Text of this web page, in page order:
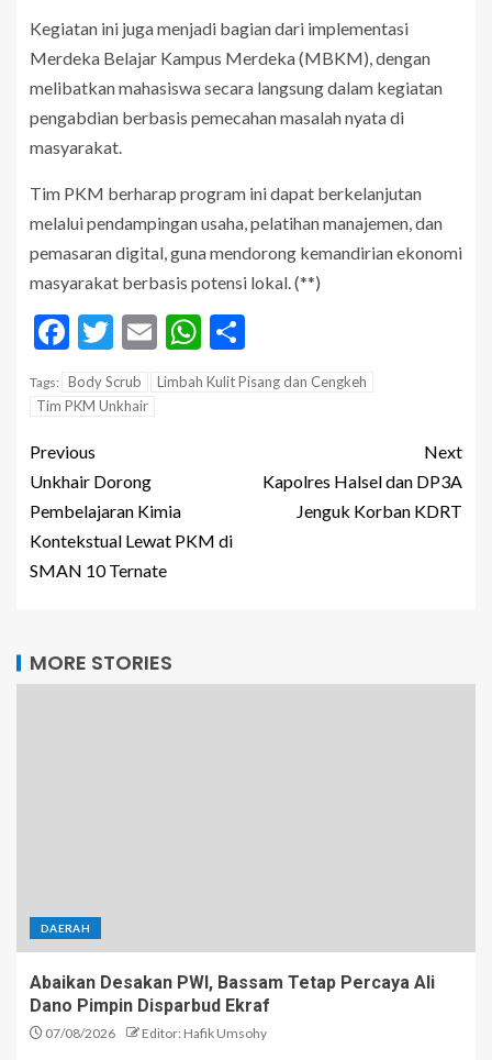
Kegiatan ini juga menjadi bagian dari implementasi
Merdeka Belajar Kampus Merdeka (MBKM), dengan
melibatkan mahasiswa secara langsung dalam kegiatan
pengabdian berbasis pemecahan masalah nyata di
masyarakat.
Tim PKM berharap program ini dapat berkelanjutan
melalui pendampingan usaha, pelatihan manajemen, dan
pemasaran digital, guna mendorong kemandirian ekonomi
masyarakat berbasis potensi lokal. (**)
Facebook
Twitter
EmailWhatsApp
Tags: Body Scrub
Limbah Kulit Pisang dan Cengkeh
Tim PKM Unkhair
Previous
Unkhair Dorong
Pembelajaran Kimia
Kontekstual Lewat PKM di
SMAN 10 Ternate
Next
Kapolres Halsel dan DP3A
Jenguk Korban KDRT
MORE STORIES
DAERAH
Abaikan Desakan PWI, Bassam Tetap Percaya Ali
Dano Pimpin Disparbud Ekraf
07/08/2026 Editor: Hafik Umsohy